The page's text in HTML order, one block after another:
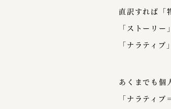
直訳すれば「
「ストーリ
「ナラティ
あくまでも個
「ナラティ